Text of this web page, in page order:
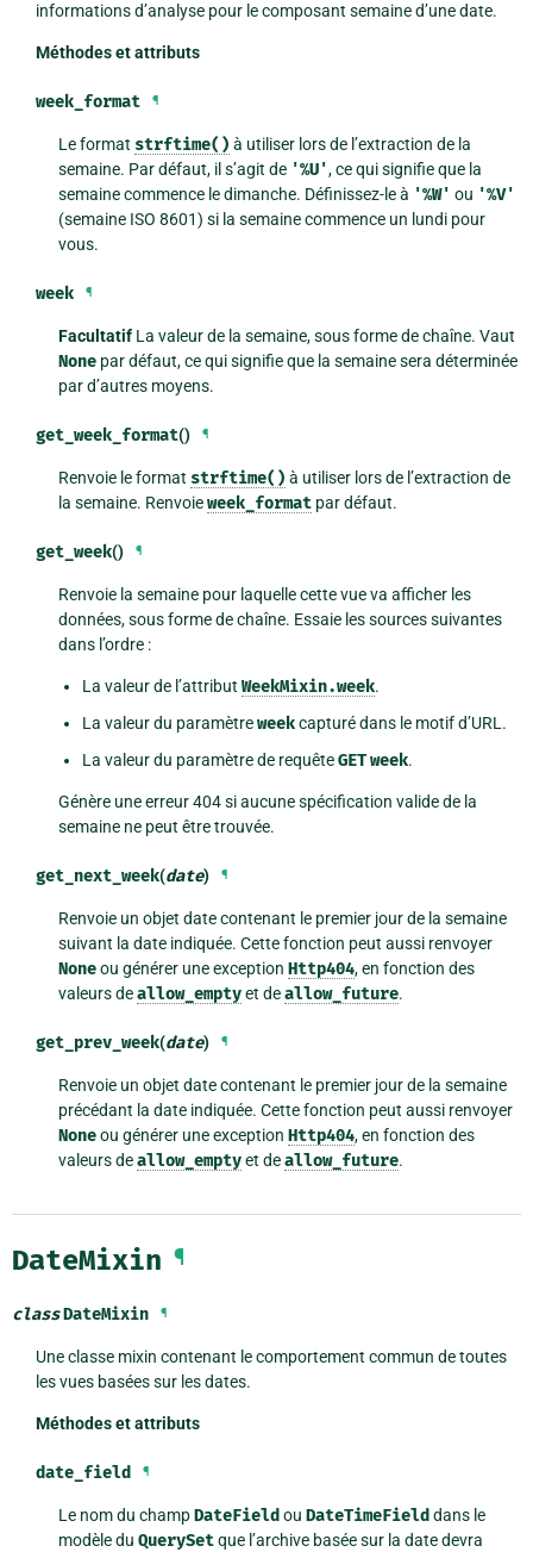
informations d’analyse pour le composant semaine d’une date.
Méthodes et attributs
week_format ¶
Le format strftime() à utiliser lors de l’extraction de la
semaine. Par défaut, il s’agit de '%U', ce qui signifie que la
semaine commence le dimanche. Définissez-le à '%W' ou '%V'
(semaine ISO 8601) si la semaine commence un lundi pour
vous.
week ¶
Facultatif La valeur de la semaine, sous forme de chaîne. Vaut
None par défaut, ce qui signifie que la semaine sera déterminée
par d’autres moyens.
get_week_format() ¶
Renvoie le format strftime() à utiliser lors de l’extraction de
la semaine. Renvoieweek_format par défaut.
get_week() ¶
Renvoie la semaine pour laquelle cette vue va afficher les
données, sous forme de chaîne. Essaie les sources suivantes
dans l’ordre :
La valeur de l’attributWeekMixin.week.
La valeur du paramètreweekcapturé dans le motif d’URL.
La valeur du paramètre de requêteGETweek.
Génère une erreur 404 si aucune spécification valide de la
semaine ne peut être trouvée.
get_next_week(date) ¶
Renvoie un objet date contenant le premier jour de la semaine
suivant la date indiquée. Cette fonction peut aussi renvoyer
Noneou générer une exceptionHttp404, en fonction des
valeurs deallow_emptyet deallow_future.
get_prev_week(date) ¶
Renvoie un objet date contenant le premier jour de la semaine
précédant la date indiquée. Cette fonction peut aussi renvoyer
Noneou générer une exceptionHttp404, en fonction des
valeurs deallow_emptyet deallow_future.
DateMixin ¶
classDateMixin ¶
Une classe mixin contenant le comportement commun de toutes
les vues basées sur les dates.
Méthodes et attributs
date_field ¶
Le nom du champDateField ouDateTimeField dans le
modèle duQuerySetque l’archive basée sur la date devra